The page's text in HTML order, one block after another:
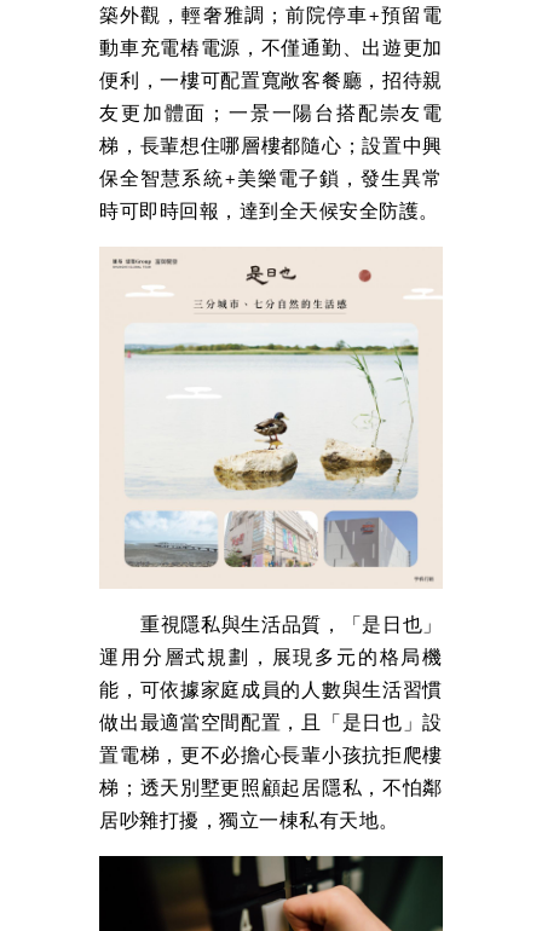
築外觀，輕奢雅調；前院停車+預留電
動車充電樁電源，不僅通勤、出遊更加
便利，一樓可配置寬敞客餐廳，招待親
友更加體面；一景一陽台搭配崇友電
梯，長輩想住哪層樓都隨心；設置中興
保全智慧系統+美樂電子鎖，發生異常
時可即時回報，達到全天候安全防護。
重視隱私與生活品質，「是日也」
運用分層式規劃，展現多元的格局機
能，可依據家庭成員的人數與生活習慣
做出最適當空間配置，且「是日也」設
置電梯，更不必擔心長輩小孩抗拒爬樓
梯；透天別墅更照顧起居隱私，不怕鄰
居吵雜打擾，獨立一棟私有天地。